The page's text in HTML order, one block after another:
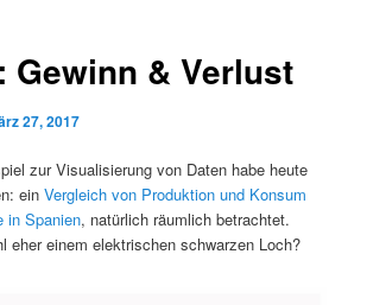
Gewinn & Verlust
27, 2017
zur Visualisierung von Daten habe heute
einVergleich von Produktion und Konsum
in Spanien, natürlich räumlich betrachtet.
eher einem elektrischen schwarzen Loch?